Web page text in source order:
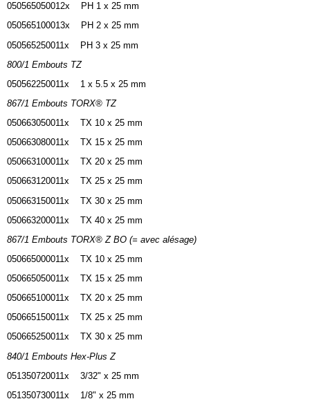
050565050012x PH 1 x 25 mm
050565100013x PH 2 x 25 mm
050565250011x PH 3 x 25 mm
800/1 Embouts TZ
050562250011x 1 x 5.5 x 25 mm
867/1 Embouts TORX® TZ
050663050011x TX 10 x 25 mm
050663080011x TX 15 x 25 mm
050663100011x TX 20 x 25 mm
050663120011x TX 25 x 25 mm
050663150011x TX 30 x 25 mm
050663200011x TX 40 x 25 mm
867/1 Embouts TORX® Z BO (= avec alésage)
050665000011x TX 10 x 25 mm
050665050011x TX 15 x 25 mm
050665100011x TX 20 x 25 mm
050665150011x TX 25 x 25 mm
050665250011x TX 30 x 25 mm
840/1 Embouts Hex-Plus Z
051350720011x 3/32" x 25 mm
051350730011x 1/8" x 25 mm